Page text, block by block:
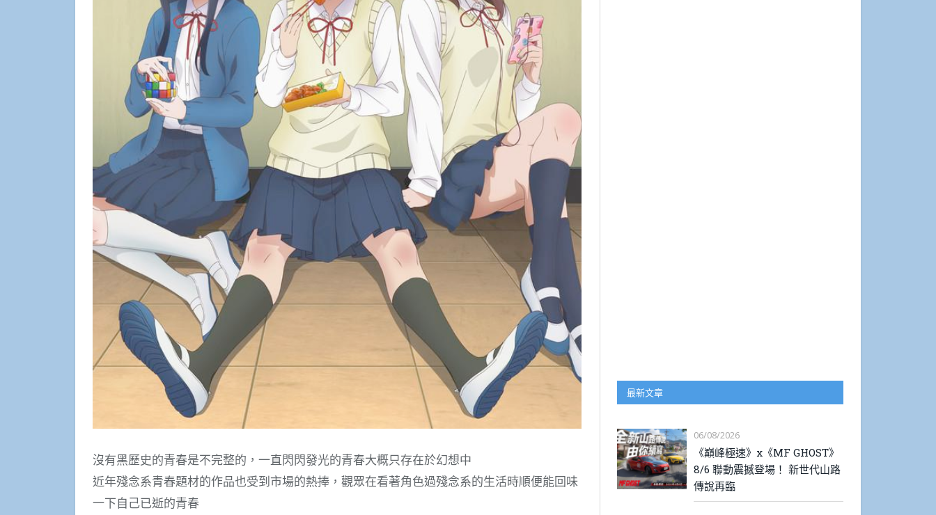
沒有黑歷史的青春是不完整的，一直閃閃發光的青春大概只存在於幻想中
近年殘念系青春題材的作品也受到市場的熱捧，觀眾在看著角色過殘念系的生活時順便能回味
一下自己已逝的青春
最新文章
06/08/2026
《巔峰極速》x《MF GHOST》
8/6 聯動震撼登場！ 新世代山路
傳說再臨